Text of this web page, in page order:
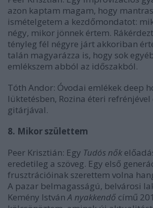
azon kaptam magam, hogy
ismételgetem a kezdőmondatot:
négy, mikor jönnek értem.
tényleg fél négyre járt akkoriban
talán magyarázza is, hogy sok
emlékszem abból az időszakból.
Tóth Andor: Óvodai emlékek deep
lüktetésben, Rozina éteri refrénjével
gitárjával.
8. Mikor születtem
Peer Krisztián: Egy Tudós nők
eredetileg a szöveg. Egy első
frusztrációinak szerettem volna
A pazar belmagasságú, belvárosi
Kemény IstvánA nyakkendő című